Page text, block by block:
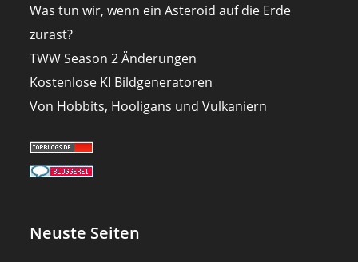
Was tun wir, wenn ein Asteroid auf die Erde
zurast?
TWW Season 2 Änderungen
Kostenlose KI Bildgeneratoren
Von Hobbits, Hooligans und Vulkaniern
Neuste Seiten